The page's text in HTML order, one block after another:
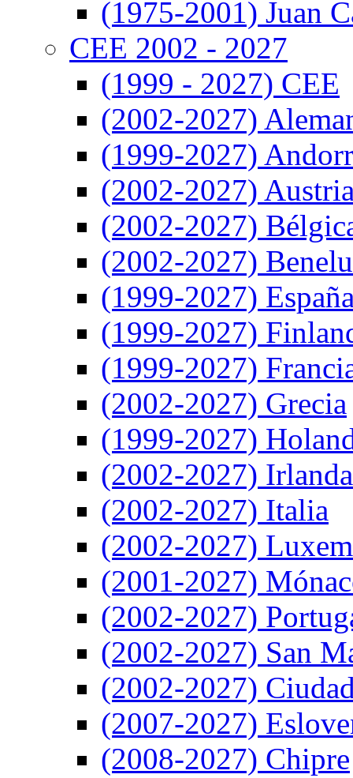
(1975-2001) Juan
CEE 2002 - 2027
(1999 - 2027) CEE
(2002-2027)
(1999-2027)
(2002-2027)
(2002-2027)
(2002-2027)
(1999-2027)
(1999-2027)
(1999-2027)
(2002-2027) Grecia
(1999-2027)
(2002-2027) Irlanda
(2002-2027) Italia
(2002-2027)
(2001-2027)
(2002-2027)
(2002-2027) San
(2002-2027)
(2007-2027)
(2008-2027) Chipre